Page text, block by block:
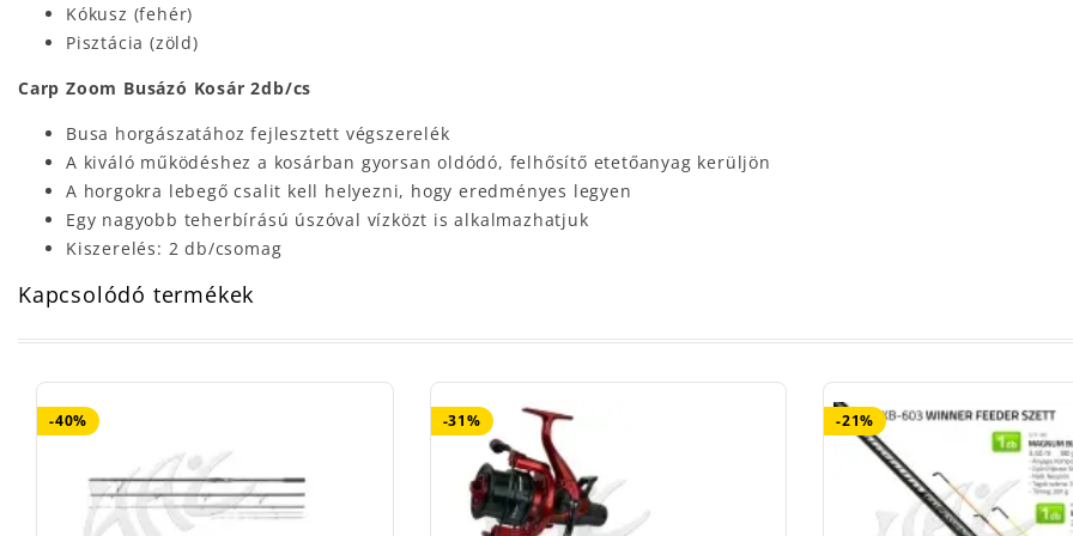
Kókusz (fehér)
Pisztácia (zöld)
Carp Zoom Busázó Kosár 2db/cs
Busa horgászatához fejlesztett végszerelék
A kiváló működéshez a kosárban gyorsan oldódó, felhősítő etetőanyag kerüljön
A horgokra lebegő csalit kell helyezni, hogy eredményes legyen
Egy nagyobb teherbírású úszóval vízközt is alkalmazhatjuk
Kiszerelés: 2 db/csomag
Kapcsolódó termékek
-40% -31% -21%